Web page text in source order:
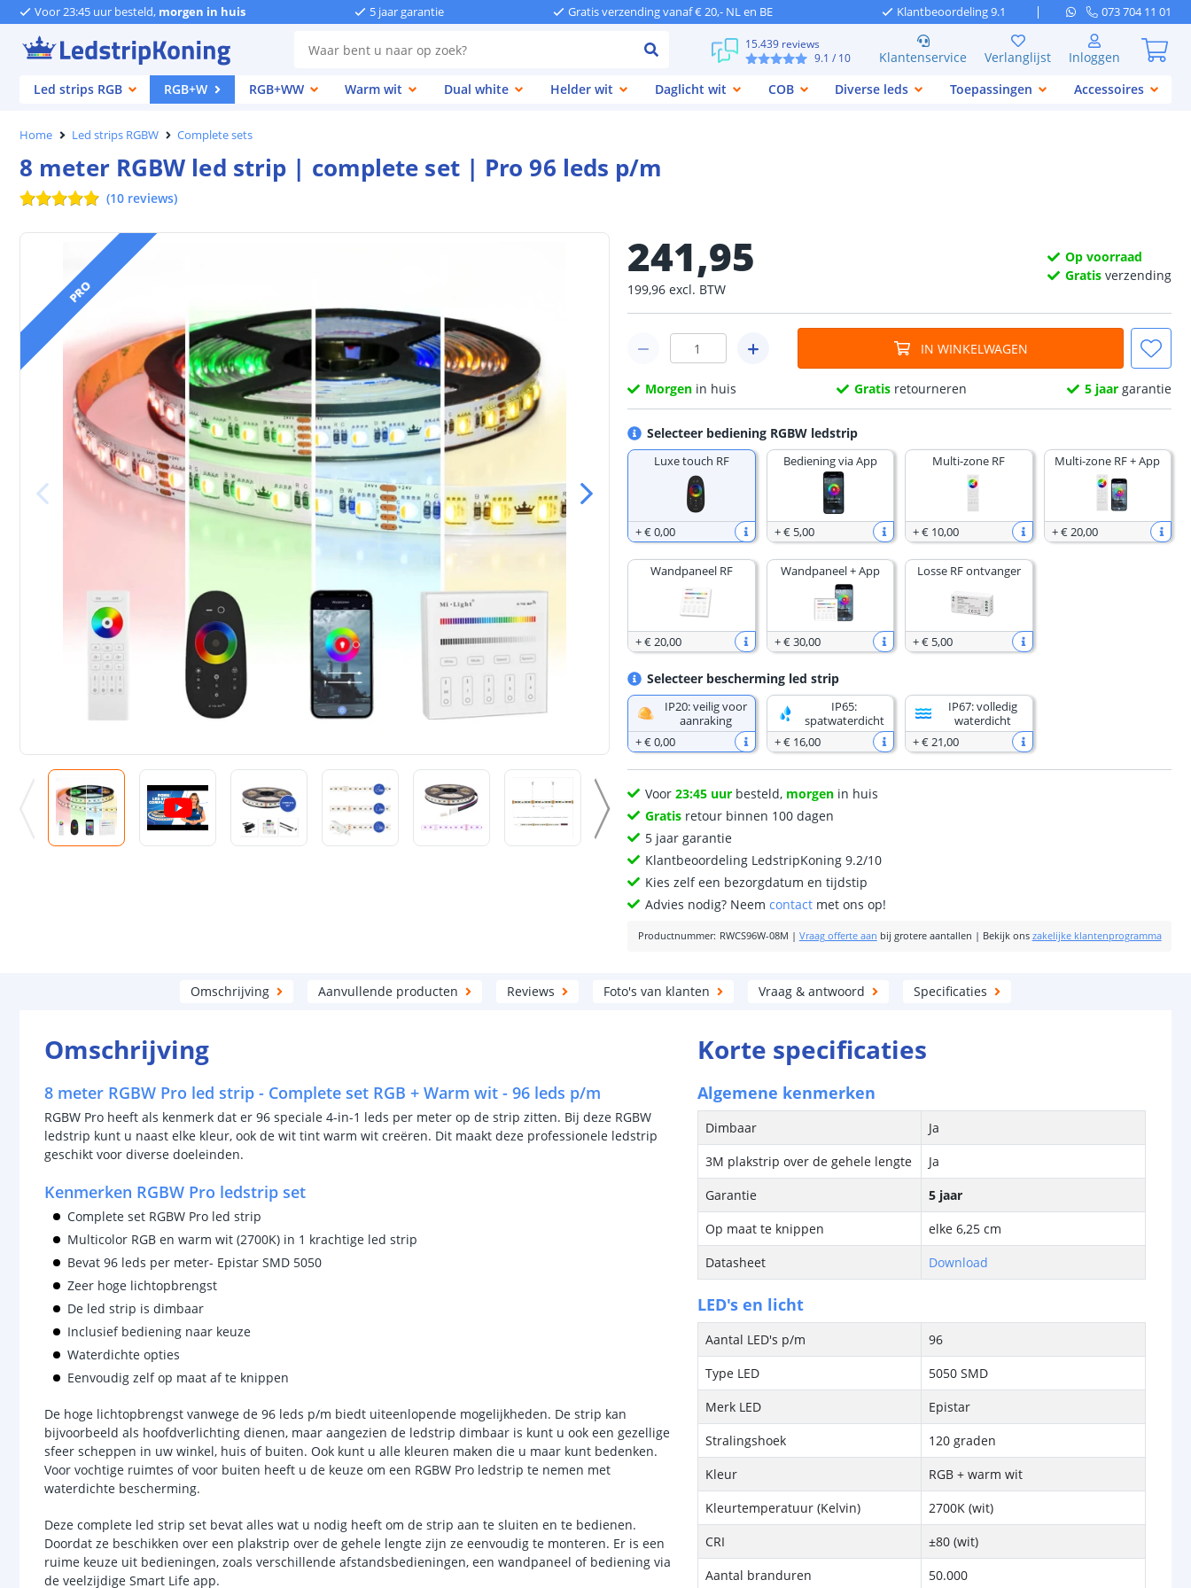
Voor 23:45 uur besteld, morgen in huis 5 jaar garantie Gratis verzending vanaf € 20,- NL en BE Klantbeoordeling 9.1 073 704 11 01
15.439 reviews
9.1 / 10 Klantenservice Verlanglijst
Inloggen
Led strips RGB
RGB+W RGB+WW Warm wit Dual white Helder wit Daglicht wit COB Diverse leds Toepassingen Accessoires
Home Led strips RGBW Complete sets
8 meter RGBW led strip | complete set | Pro 96 leds p/m
(10 reviews)
PRO
241,95
199,96 excl. BTW
Op voorraad
Gratis verzending
IN WINKELWAGEN
Morgen in huis Gratis retourneren 5 jaargarantie
Selecteer bediening RGBW ledstrip
Luxe touch RF
+€ 0,00
Bediening via App
+€ 5,00
Multi-zone RF
+€ 10,00
Multi-zone RF + App
+€ 20,00
Wandpaneel RF
+€ 20,00
Wandpaneel + App
+€ 30,00
Losse RF ontvanger
+€ 5,00
Selecteer bescherming led strip
IP20: veilig voor
aanraking
+€ 0,00
IP65:
spatwaterdicht
+€ 16,00
IP67: volledig
waterdicht
+€ 21,00
Voor23:45 uur besteld, morgen in huis
Gratis retour binnen 100 dagen
5 jaar garantie
Klantbeoordeling LedstripKoning 9.2/10
Kies zelf een bezorgdatum en tijdstip
Advies nodig? Neemcontact met ons op!
Productnummer: RWCS96W-08M | Vraag offerte aan bij grotere aantallen | Bekijk ons zakelijke klantenprogramma
Omschrijving Aanvullende producten Reviews Foto's van klanten Vraag & antwoord Specificaties
Omschrijving
8 meter RGBW Pro led strip - Complete set RGB + Warm wit - 96 leds p/m
RGBW Pro heeft als kenmerk dat er 96 speciale 4-in-1 leds per meter op de strip zitten. Bij deze RGBW
ledstrip kunt u naast elke kleur, ook de wit tint warm wit creëren. Dit maakt deze professionele ledstrip
geschikt voor diverse doeleinden.
Kenmerken RGBW Pro ledstrip set
Complete set RGBW Pro led strip
Multicolor RGB en warm wit (2700K) in 1 krachtige led strip
Bevat 96 leds per meter- Epistar SMD 5050
Zeer hoge lichtopbrengst
De led strip is dimbaar
Inclusief bediening naar keuze
Waterdichte opties
Eenvoudig zelf op maat af te knippen
De hoge lichtopbrengst vanwege de 96 leds p/m biedt uiteenlopende mogelijkheden. De strip kan
bijvoorbeeld als hoofdverlichting dienen, maar aangezien de ledstrip dimbaar is kunt u ook een gezellige
sfeer scheppen in uw winkel, huis of buiten. Ook kunt u alle kleuren maken die u maar kunt bedenken.
Voor vochtige ruimtes of voor buiten heeft u de keuze om een RGBW Pro ledstrip te nemen met
waterdichte bescherming.
Deze complete led strip set bevat alles wat u nodig heeft om de strip aan te sluiten en te bedienen.
Doordat ze beschikken over een plakstrip over de gehele lengte zijn ze eenvoudig te monteren. Er is een
ruime keuze uit bedieningen, zoals verschillende afstandsbedieningen, een wandpaneel of bediening via
de veelzijdige Smart Life app.
Korte specificaties
Algemene kenmerken
Dimbaar
Ja
3M plakstrip over de gehele lengte
Ja
Garantie
5 jaar
Op maat te knippen
elke 6,25 cm
Datasheet
Download
LED's en licht
Aantal LED's p/m
96
Type LED
5050 SMD
Merk LED
Epistar
Stralingshoek
120 graden
Kleur
RGB + warm wit
Kleurtemperatuur (Kelvin)
2700K (wit)
CRI
±80 (wit)
Aantal branduren
50.000